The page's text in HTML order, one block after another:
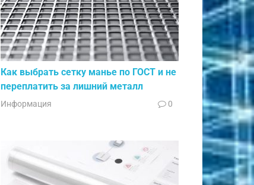
Как выбрать сетку манье по ГОСТ и не
переплатить за лишний металл
Информация 0